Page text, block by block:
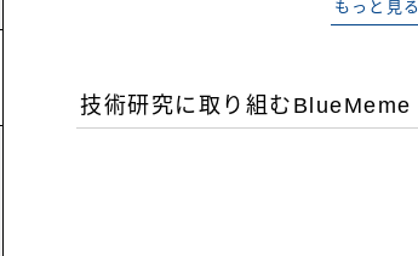
もっと見る
技術研究に取り組むBlueMeme